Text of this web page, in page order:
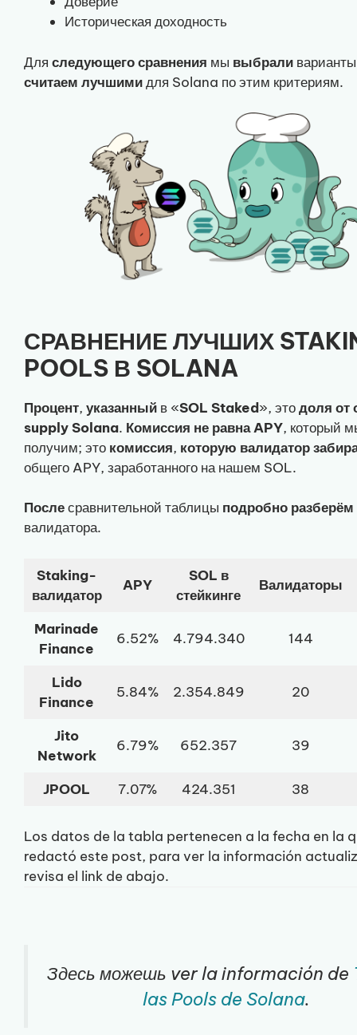
Историческая доходность
Для следующегосравнения мы выбрали
считаем лучшимидля Solana по этим критериям.
СРАВНЕНИЕ ЛУЧШИХ
POOLS В SOLANA
Процент, указанный в «SOL Staked», этодоля от
supply Solana. Комиссия не равна APY, который
получим; это комиссия, которую валидатор
общего APY, заработанного на нашем SOL.
Послесравнительной таблицы подробно разберём
валидатора.
Staking-
валидатор
APY
SOL в
стейкинге
Валидаторы
Marinade
Finance
6.52% 4.794.340 144
Lido
Finance
5.84% 2.354.849 20
Jito
Network
6.79% 652.357 39
JPOOL 7.07% 424.351 38
Los datos de la tabla pertenecen a la fecha en la
redactó este post, para ver la información
revisa el link de abajo.
Здесь можешь ver la información de
las Pools de Solana.